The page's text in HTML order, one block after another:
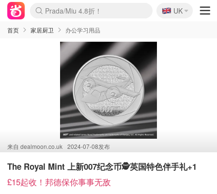
麦卢卡蜂蜜夏促！个位数！
Prada/Miu 4.8折！
啥？必胜客披萨5折！
🇬🇧
UK
首页 家居厨卫 办公学习用品
来自 dealmoon.co.uk 2024-07-08发布
The Royal Mint 上新007纪念币🕵️英国特色伴手礼+1
£15起收！邦德保你事事无敌